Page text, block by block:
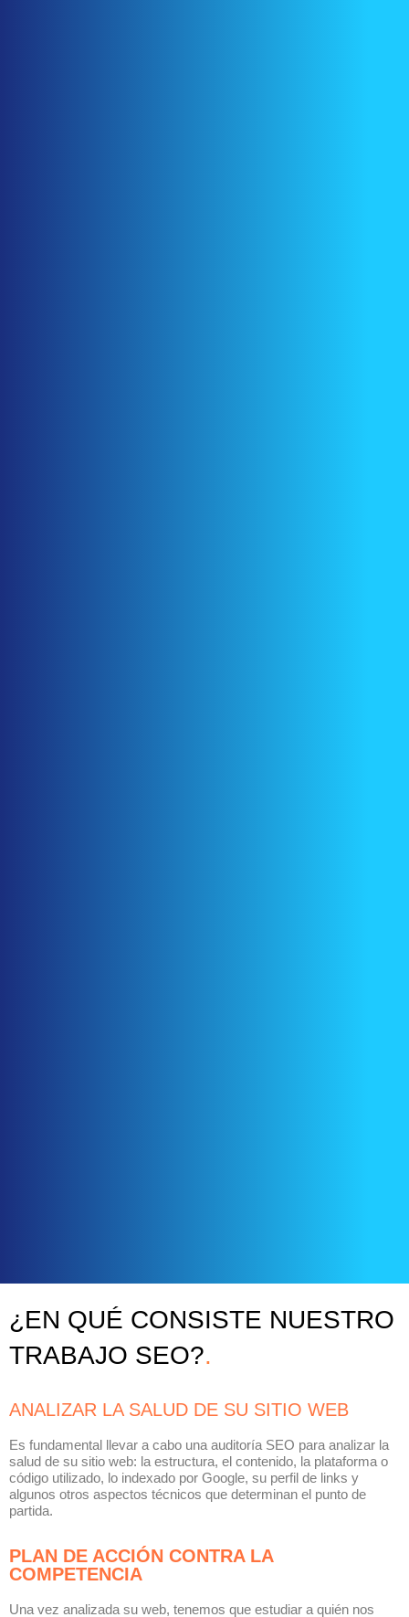
¿EN QUÉ CONSISTE NUESTRO
TRABAJO SEO?.
ANALIZAR LA SALUD DE SU SITIO WEB
Es fundamental llevar a cabo una auditoría SEO para analizar la
salud de su sitio web: la estructura, el contenido, la plataforma o
código utilizado, lo indexado por Google, su perfil de links y
algunos otros aspectos técnicos que determinan el punto de
partida.
PLAN DE ACCIÓN CONTRA LA
COMPETENCIA
Una vez analizada su web, tenemos que estudiar a quién nos